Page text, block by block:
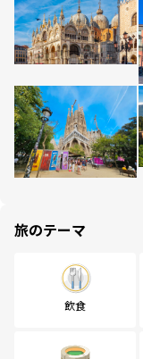
旅のテーマ
飲食